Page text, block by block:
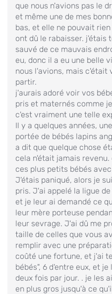
que nous n'avions pas le
et même une de mes
bas, et elle ne pouvait
ont dû le rabaisser. j'étais
sauvé de ce mauvais
eu, donc il a eu une belle
nous l'avions, mais
partir.
j'aurais adoré voir vos
pris et maternés comme
c'est vraiment une telle
Il y a quelques années,
portée de bébés lapins
a dit que quelque chose
cela n'était jamais
ces plus petits bébés avec
J'étais paniqué, alors je
pris. J'ai appelé la ligue
et je leur ai demandé ce
leur mère porteuse
leur sevrage. J'ai dû me
taille de celles que vous
remplir avec une
coûté une fortune, et j'ai
bébés", 6 d'entre eux, et
deux fois par jour. . je les
en plus gros jusqu'à ce